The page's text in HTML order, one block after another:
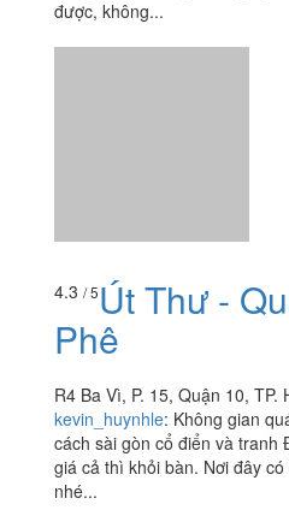
được, không...
4.3 / 5Út Thư -
Phê
R4 Ba Vì, P. 15, Quận 10, TP.
kevin_huynhle: Không gian
cách sài gòn cổ điển và tranh
giá cả thì khỏi bàn. Nơi đây
nhé...